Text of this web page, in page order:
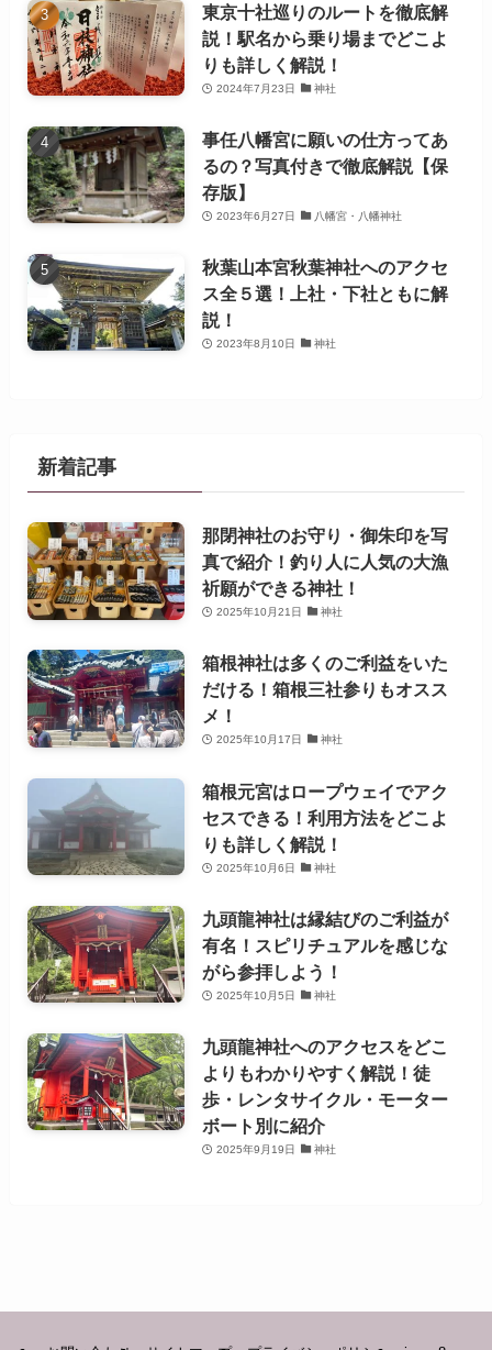
東京十社巡りのルートを徹底解
説！駅名から乗り場までどこよ
りも詳しく解説！
2024年7月23日 神社
事任八幡宮に願いの仕方ってあ
るの？写真付きで徹底解説【保
存版】
2023年6月27日 八幡宮・八幡神社
秋葉山本宮秋葉神社へのアクセ
ス全５選！上社・下社ともに解
説！
2023年8月10日 神社
新着記事
那閉神社のお守り・御朱印を写
真で紹介！釣り人に人気の大漁
祈願ができる神社！
2025年10月21日 神社
箱根神社は多くのご利益をいた
だける！箱根三社参りもオスス
メ！
2025年10月17日 神社
箱根元宮はロープウェイでアク
セスできる！利用方法をどこよ
りも詳しく解説！
2025年10月6日 神社
九頭龍神社は縁結びのご利益が
有名！スピリチュアルを感じな
がら参拝しよう！
2025年10月5日 神社
九頭龍神社へのアクセスをどこ
よりもわかりやすく解説！徒
歩・レンタサイクル・モーター
ボート別に紹介
2025年9月19日 神社